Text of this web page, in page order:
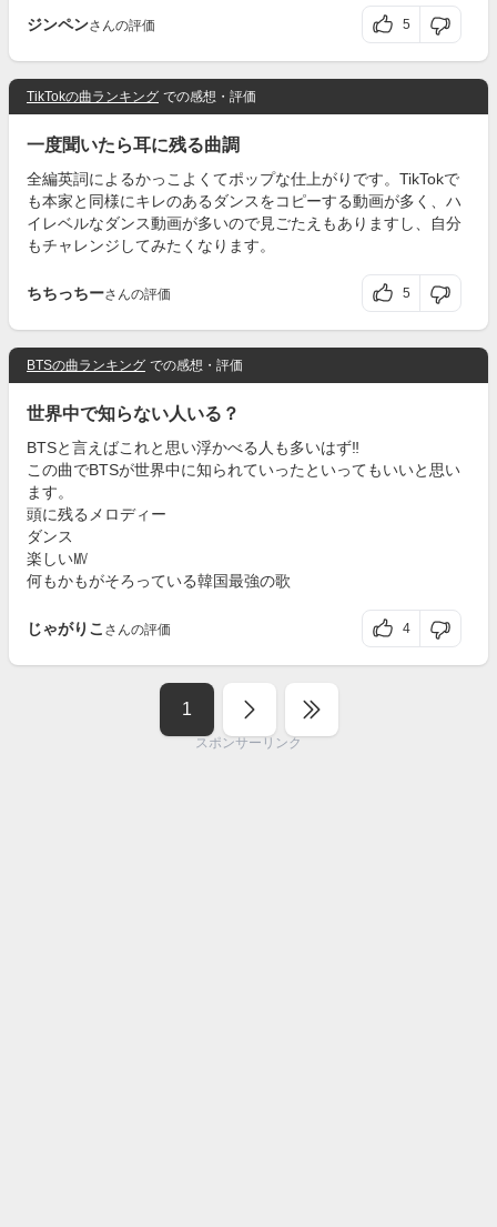
ジンペンさんの評価 5
TikTokの曲ランキング での感想・評価
一度聞いたら耳に残る曲調
全編英詞によるかっこよくてポップな仕上がりです。TikTokで
も本家と同様にキレのあるダンスをコピーする動画が多く、ハ
イレベルなダンス動画が多いので見ごたえもありますし、自分
もチャレンジしてみたくなります。
ちちっちーさんの評価 5
BTSの曲ランキング での感想・評価
世界中で知らない人いる？
BTSと言えばこれと思い浮かべる人も多いはず‼
この曲でBTSが世界中に知られていったといってもいいと思い
ます。
頭に残るメロディー
ダンス
楽しい㎹
何もかもがそろっている韓国最強の歌
じゃがりこ さんの評価 4
1
スポンサーリンク